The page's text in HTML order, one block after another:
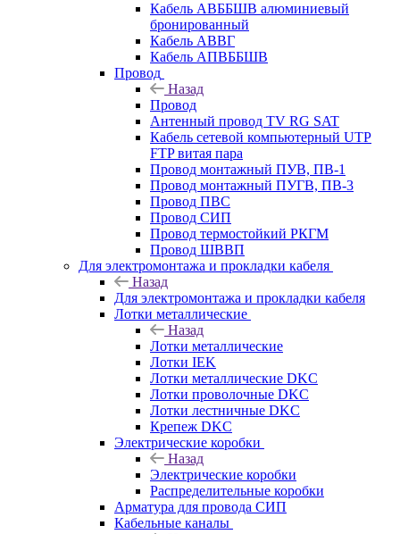
Кабель АВББШВ алюминиевый
бронированный
Кабель АВВГ
Кабель АПВББШВ
Провод
Назад
Провод
Антенный провод TV RG SAT
Кабель сетевой компьютерный UTP
FTP витая пара
Провод монтажный ПУВ, ПВ-1
Провод монтажный ПУГВ, ПВ-3
Провод ПВС
Провод СИП
Провод термостойкий РКГМ
Провод ШВВП
Для электромонтажа и прокладки кабеля
Назад
Для электромонтажа и прокладки кабеля
Лотки металлические
Назад
Лотки металлические
Лотки IEK
Лотки металлические DKC
Лотки проволочные DKC
Лотки лестничные DKC
Крепеж DKC
Электрические коробки
Назад
Электрические коробки
Распределительные коробки
Арматура для провода СИП
Кабельные каналы